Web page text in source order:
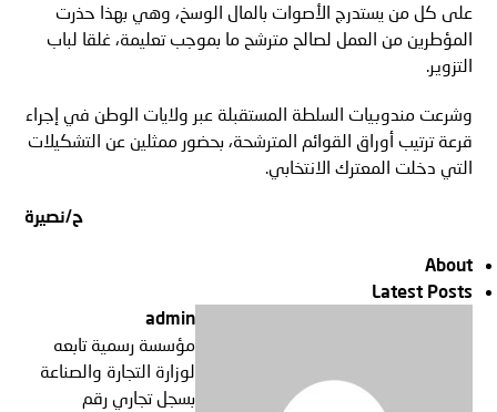
على كل من يستدرج الأصوات بالمال الوسخ، وهي بهذا حذرت
المؤطرين من العمل لصالح مترشح ما بموجب تعليمة، غلقا لباب
التزوير.
وشرعت مندوبيات السلطة المستقبلة عبر ولايات الوطن في إجراء
قرعة ترتيب أوراق القوائم المترشحة، بحضور ممثلين عن التشكيلات
التي دخلت المعترك الانتخابي.
ح/نصيرة
About
Latest Posts
admin
مؤسسة رسمية تابعه
لوزارة التجارة والصناعة
بسجل تجاري رقم